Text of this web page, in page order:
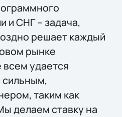
и СНГ – задача,
решает каждый
рынке
удается
сильным,
таким как
делаем ставку на